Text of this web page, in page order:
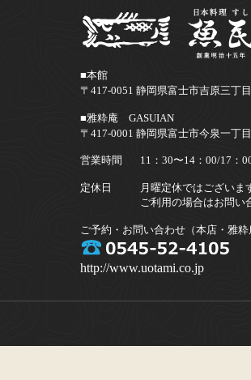
■本館
〒417-0051 静岡県富士市吉原三丁
■雅粋庵 GASUIAN
〒417-0001 静岡県富士市今泉一丁
営業時間 11：30〜14：00/17：
定休日
月曜定休ではございま
ご利用の場合はお問い
ご予約・お問い合わせ（本店・雅粋
http://www.uotami.co.jp